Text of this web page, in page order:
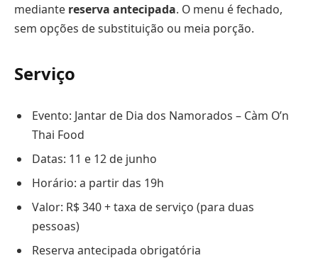
mediante reserva antecipada. O menu é fechado,
sem opções de substituição ou meia porção.
Serviço
Evento: Jantar de Dia dos Namorados – Càm O’n
Thai Food
Datas: 11 e 12 de junho
Horário: a partir das 19h
Valor: R$ 340 + taxa de serviço (para duas
pessoas)
Reserva antecipada obrigatória